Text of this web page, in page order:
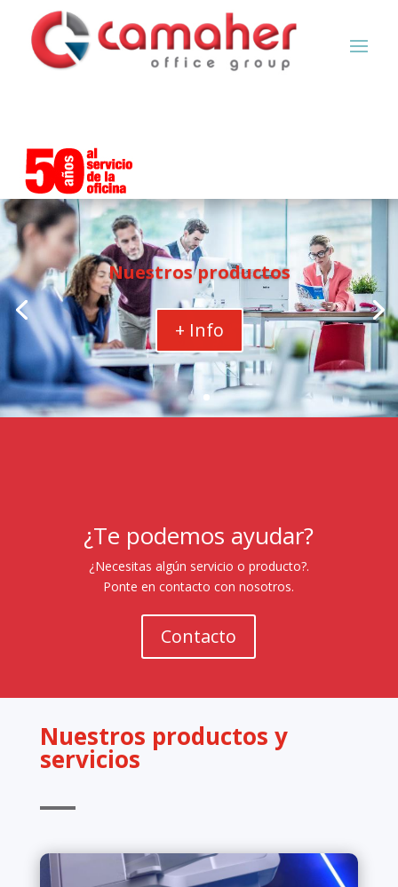
Nuestros productos
+ Info
¿Te podemos ayudar?
¿Necesitas algún servicio o producto?.
Ponte en contacto con nosotros.
Contacto
Nuestros productos y
servicios